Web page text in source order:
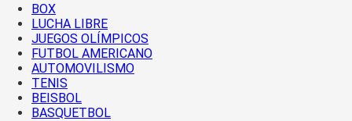
BOX
LUCHA LIBRE
JUEGOS OLÍMPICOS
FUTBOL AMERICANO
AUTOMOVILISMO
TENIS
BEISBOL
BASQUETBOL